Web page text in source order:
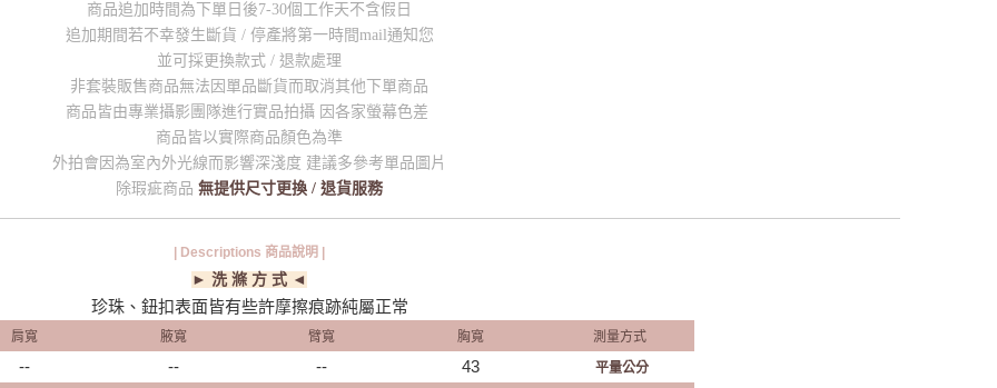
商品追加時間為下單日後7-30個工作天不含假日
追加期間若不幸發生斷貨 / 停產將第一時間mail通知您
並可採更換款式 / 退款處理
非套裝販售商品無法因單品斷貨而取消其他下單商品
商品皆由專業攝影團隊進行實品拍攝 因各家螢幕色差
商品皆以實際商品顏色為準
外拍會因為室內外光線而影響深淺度 建議多參考單品圖片
除瑕疵商品 無提供尺寸更換 / 退貨服務
| Descriptions 商品說明 |
► 洗 滌 方 式 ◄
珍珠、鈕扣表面皆有些許摩擦痕跡純屬正常
肩寬 腋寬 臂寬 胸寬 測量方式
-- -- -- 43
平量公分